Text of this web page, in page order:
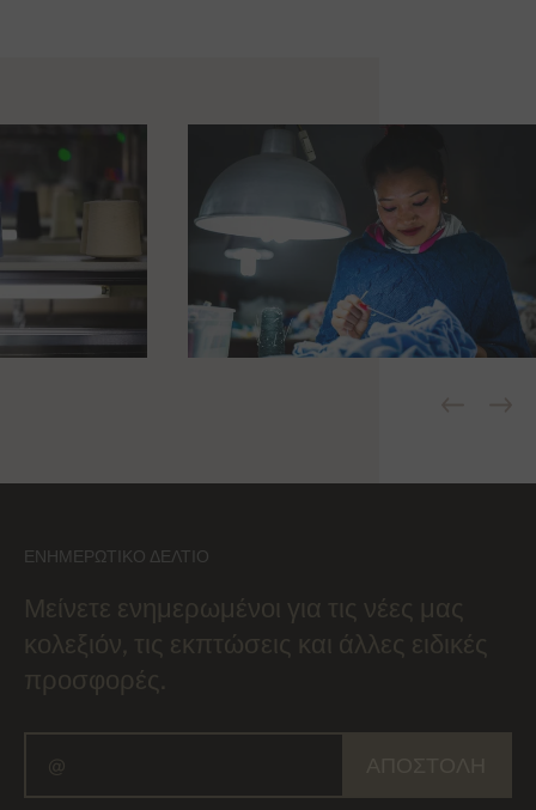
ΕΝΗΜΕΡΩΤΙΚΌ ΔΕΛΤΊΟ
Μείνετε ενημερωμένοι για τις νέες μας
κολεξιόν, τις εκπτώσεις και άλλες ειδικές
προσφορές.